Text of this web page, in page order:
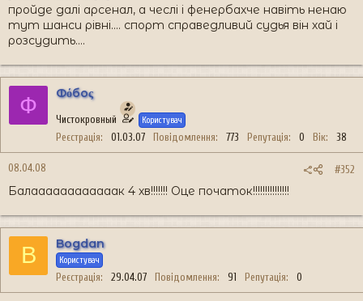
пройде далі арсенал, а чеслі і фенербахче навіть ненаю
тут шанси рівні.... спорт справедливий судья він хай і
розсудить....
Ф Фόбоς
Чистокровный Користувач
Реєстрація 01.03.07 Повідомлення 773 Репутація 0 Вік 38
08.04.08 #352
Балаааааааааааак 4 хв!!!!!!! Оце початок!!!!!!!!!!!!!!!
B Bogdan
Користувач
Реєстрація 29.04.07 Повідомлення 91 Репутація 0